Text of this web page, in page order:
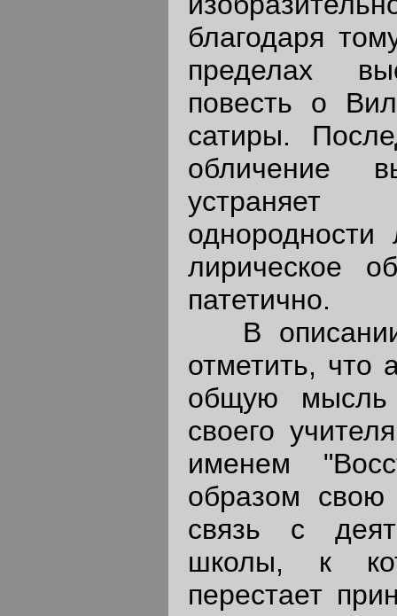
благодаря
пределах
повесть о
сатиры.
обличение
устраняет
однородности
лирическое
патетично.
В описании
отметить, что
общую мысль
своего
именем
образом свою
связь с
школы, к
перестает